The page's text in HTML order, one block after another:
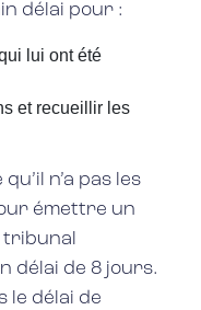
délai pour :
lui ont été
et recueillir les
n’a pas les
émettre un
tribunal
délai de 8 jours.
le délai de